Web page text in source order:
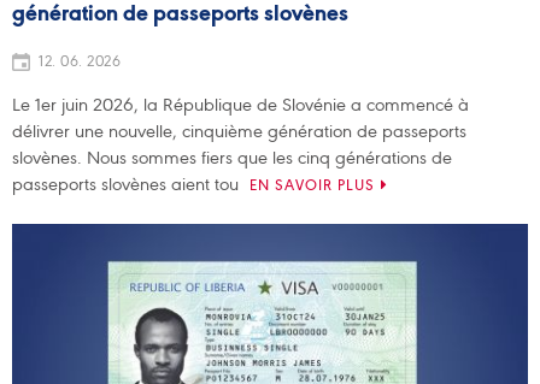
génération de passeports slovènes
12. 06. 2026
Le 1er juin 2026, la République de Slovénie a commencé à
délivrer une nouvelle, cinquième génération de passeports
slovènes. Nous sommes fiers que les cinq générations de
passeports slovènes aient tou
EN SAVOIR PLUS